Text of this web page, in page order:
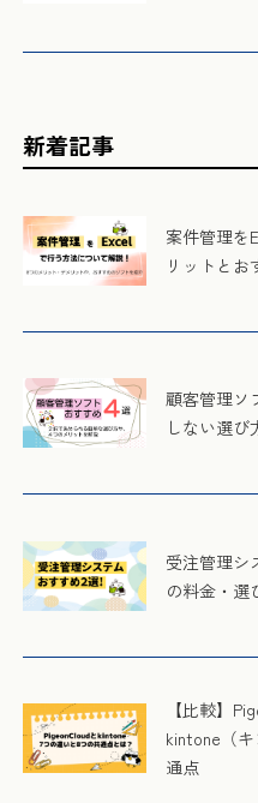
新着記事
案件管理を
リットと
顧客管理ソ
しない選び
受注管理シ
の料金・選
【比較】
kintone（
通点